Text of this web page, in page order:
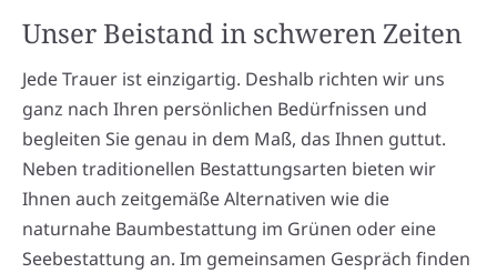
Unser Beistand in schweren Zeiten
Jede Trauer ist einzigartig. Deshalb richten wir uns
ganz nach Ihren persönlichen Bedürfnissen und
begleiten Sie genau in dem Maß, das Ihnen guttut.
Neben traditionellen Bestattungsarten bieten wir
Ihnen auch zeitgemäße Alternativen wie die
naturnahe Baumbestattung im Grünen oder eine
Seebestattung an. Im gemeinsamen Gespräch finden